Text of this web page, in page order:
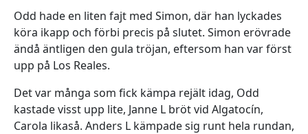
Odd hade en liten fajt med Simon, där han lyckades
köra ikapp och förbi precis på slutet. Simon erövrade
ändå äntligen den gula tröjan, eftersom han var först
upp på Los Reales.
Det var många som fick kämpa rejält idag, Odd
kastade visst upp lite, Janne L bröt vid Algatocín,
Carola likaså. Anders L kämpade sig runt hela rundan,